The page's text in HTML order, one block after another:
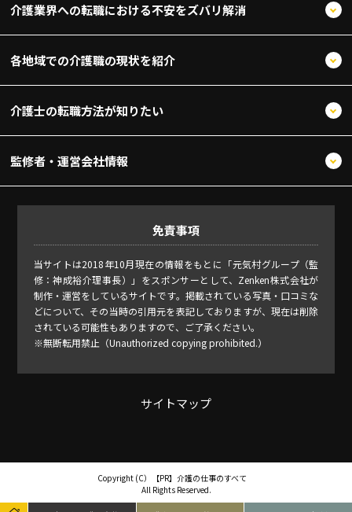
介護業界への転職における不安をズバリ解消
各地域での介護職の現状を紹介
介護士の転職方法が知りたい
監修者・運営会社情報
免責事項
当サイトは2018年10月現在の情報をもとに「元気村グループ（監
修：神成裕介理事長）」をスポンサーとして、Zenken株式会社が
制作・運営をしているサイトです。掲載されている写真・口コミな
どについて、その当時の引用元を表記しておりますが、現在は削除
されている可能性もありますので、ご了承ください。
※無断転用禁止（Unauthorized copying prohibited.）
サイトマップ
Copyright (C）
介護の仕事のすべて
All Rights Reserved.